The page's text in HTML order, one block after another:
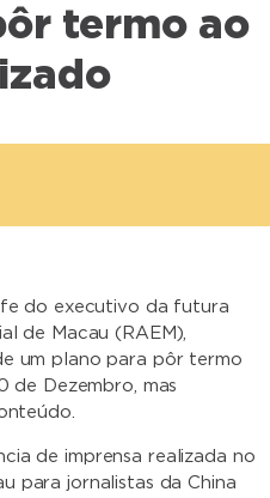
termo ao
do executivo da futura
de Macau (RAEM),
um plano para pôr termo
de Dezembro, mas
de imprensa realizada no
para jornalistas da China